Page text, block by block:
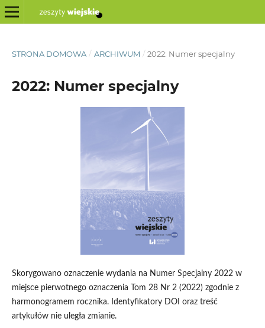
STRONA DOMOWA / ARCHIWUM / 2022: Numer specjalny
2022: Numer specjalny
Skorygowano oznaczenie wydania na Numer Specjalny 2022 w
miejsce pierwotnego oznaczenia Tom 28 Nr 2 (2022) zgodnie z
harmonogramem rocznika. Identyfikatory DOI oraz treść
artykułów nie uległa zmianie.